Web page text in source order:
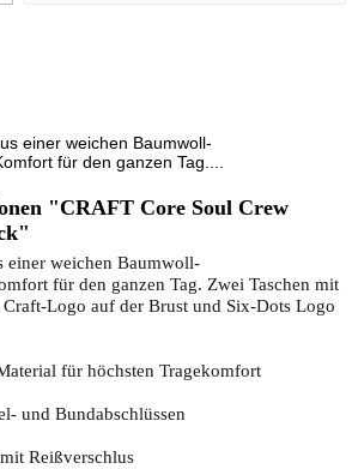
einer weichen Baumwoll-
für den ganzen Tag....
"CRAFT Core Soul Crew
einer weichen Baumwoll-
für den ganzen Tag. Zwei Taschen mit
Logo auf der Brust und Six-Dots Logo
für höchsten Tragekomfort
und Bundabschlüssen
Reißverschlus